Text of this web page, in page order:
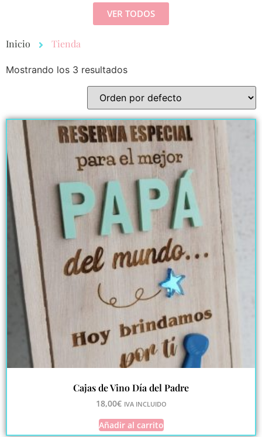
Inicio Tienda
Mostrando los 3 resultados
Cajas de Vino Día del Padre
18,00€ IVA INCLUIDO
Añadir al carrito
VER TODOS